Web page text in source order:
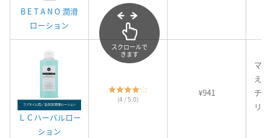
B E T A N O 潤滑
ローション
ＬＣハーバルロー
ション
(4 / 5.0)
¥941
マ
え
チ
リ
スクロールで
きます